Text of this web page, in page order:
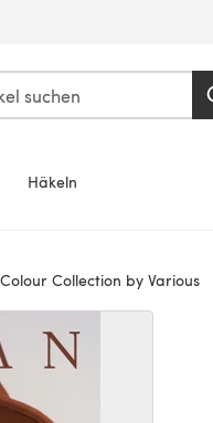
Häkeln
Collection by Various